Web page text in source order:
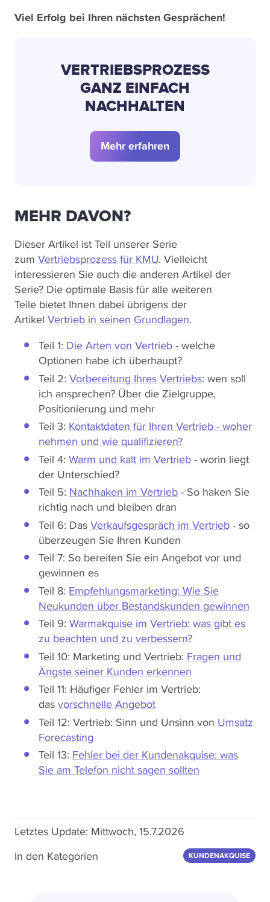
Viel Erfolg bei Ihren nächsten Gesprächen!
VERTRIEBSPROZESS
GANZ EINFACH
NACHHALTEN
Mehr erfahren
MEHR DAVON?
Dieser Artikel ist Teil unserer Serie
zum Vertriebsprozess für KMU. Vielleicht
interessieren Sie auch die anderen Artikel der
Serie? Die optimale Basis für alle weiteren
Teile bietet Ihnen dabei übrigens der
Artikel Vertrieb in seinen Grundlagen.
Teil 1: Die Arten von Vertrieb - welche
Optionen habe ich überhaupt?
Teil 2: Vorbereitung Ihres Vertriebs: wen soll
ich ansprechen? Über die Zielgruppe,
Positionierung und mehr
Teil 3: Kontaktdaten für Ihren Vertrieb - woher
nehmen und wie qualifizieren?
Teil 4: Warm und kalt im Vertrieb - worin liegt
der Unterschied?
Teil 5: Nachhaken im Vertrieb - So haken Sie
richtig nach und bleiben dran
Teil 6: Das Verkaufsgespräch im Vertrieb - so
überzeugen Sie Ihren Kunden
Teil 7: So bereiten Sie ein Angebot vor und
gewinnen es
Teil 8: Empfehlungsmarketing: Wie Sie
Neukunden über Bestandskunden gewinnen
Teil 9: Warmakquise im Vertrieb: was gibt es
zu beachten und zu verbessern?
Teil 10: Marketing und Vertrieb: Fragen und
Ängste seiner Kunden erkennen
Teil 11: Häufiger Fehler im Vertrieb:
das vorschnelle Angebot
Teil 12: Vertrieb: Sinn und Unsinn von Umsatz
Forecasting
Teil 13: Fehler bei der Kundenakquise: was
Sie am Telefon nicht sagen sollten
Letztes Update: Mittwoch, 15.7.2026
In den Kategorien
KUNDENAKQUISE